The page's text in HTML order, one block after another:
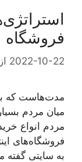
فروشگاه
2022-10-22 از
مدت‌هاست که
میان مردم
مردم انواع
فروشگاه‌های
به سایتی گفته